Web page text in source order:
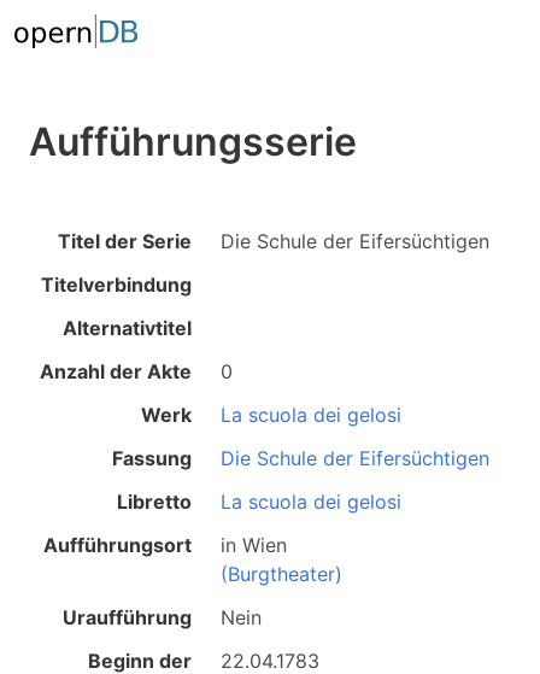
Aufführungsserie
Titel der Serie
Die Schule der Eifersüchtigen
Titelverbindung
Alternativtitel
Anzahl der Akte
0
Werk
La scuola dei gelosi
Fassung
Die Schule der Eifersüchtigen
Libretto
La scuola dei gelosi
Aufführungsort
inWien
(Burgtheater)
Uraufführung
Nein
Beginn der
22.04.1783